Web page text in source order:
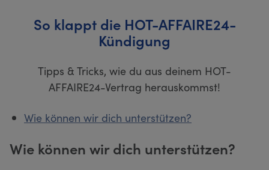
So klappt die HOT-AFFAIRE24-
Kündigung
Tipps & Tricks, wie du aus deinem HOT-
AFFAIRE24-Vertrag herauskommst!
Wie können wir dich unterstützen?
Wie können wir dich unterstützen?